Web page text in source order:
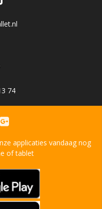
74
applicaties vandaag nog
of tablet